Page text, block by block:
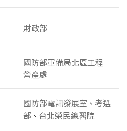
財政部
國防部軍備局北區工程
營產處
國防部電訊發展室 、 考選
部 、 台北榮民總醫院